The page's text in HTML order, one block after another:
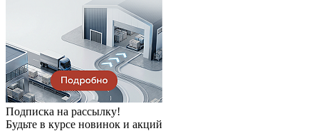
Подписка на рассылку!
Будьте в курсе новинок и акций